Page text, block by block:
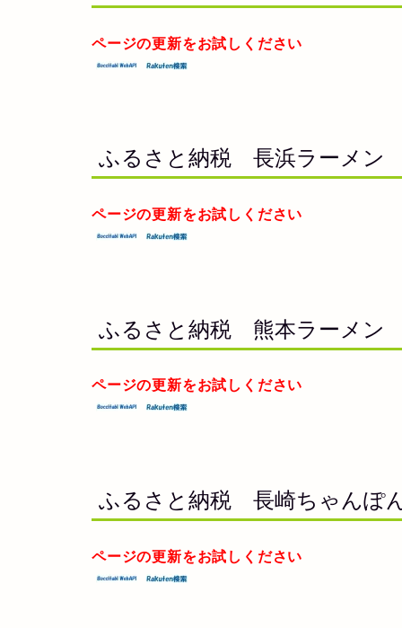
ページの更新をお試しください
ふるさと納税 長浜ラーメン
ページの更新をお試しください
ふるさと納税 熊本ラーメン
ページの更新をお試しください
ふるさと納税 長崎ちゃんぽ
ページの更新をお試しください